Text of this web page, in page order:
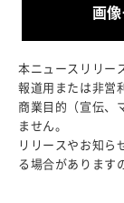
画
本ニュースリリー
報道用または非営
商業目的（宣伝、
ません。
リリースやお知ら
る場合があります